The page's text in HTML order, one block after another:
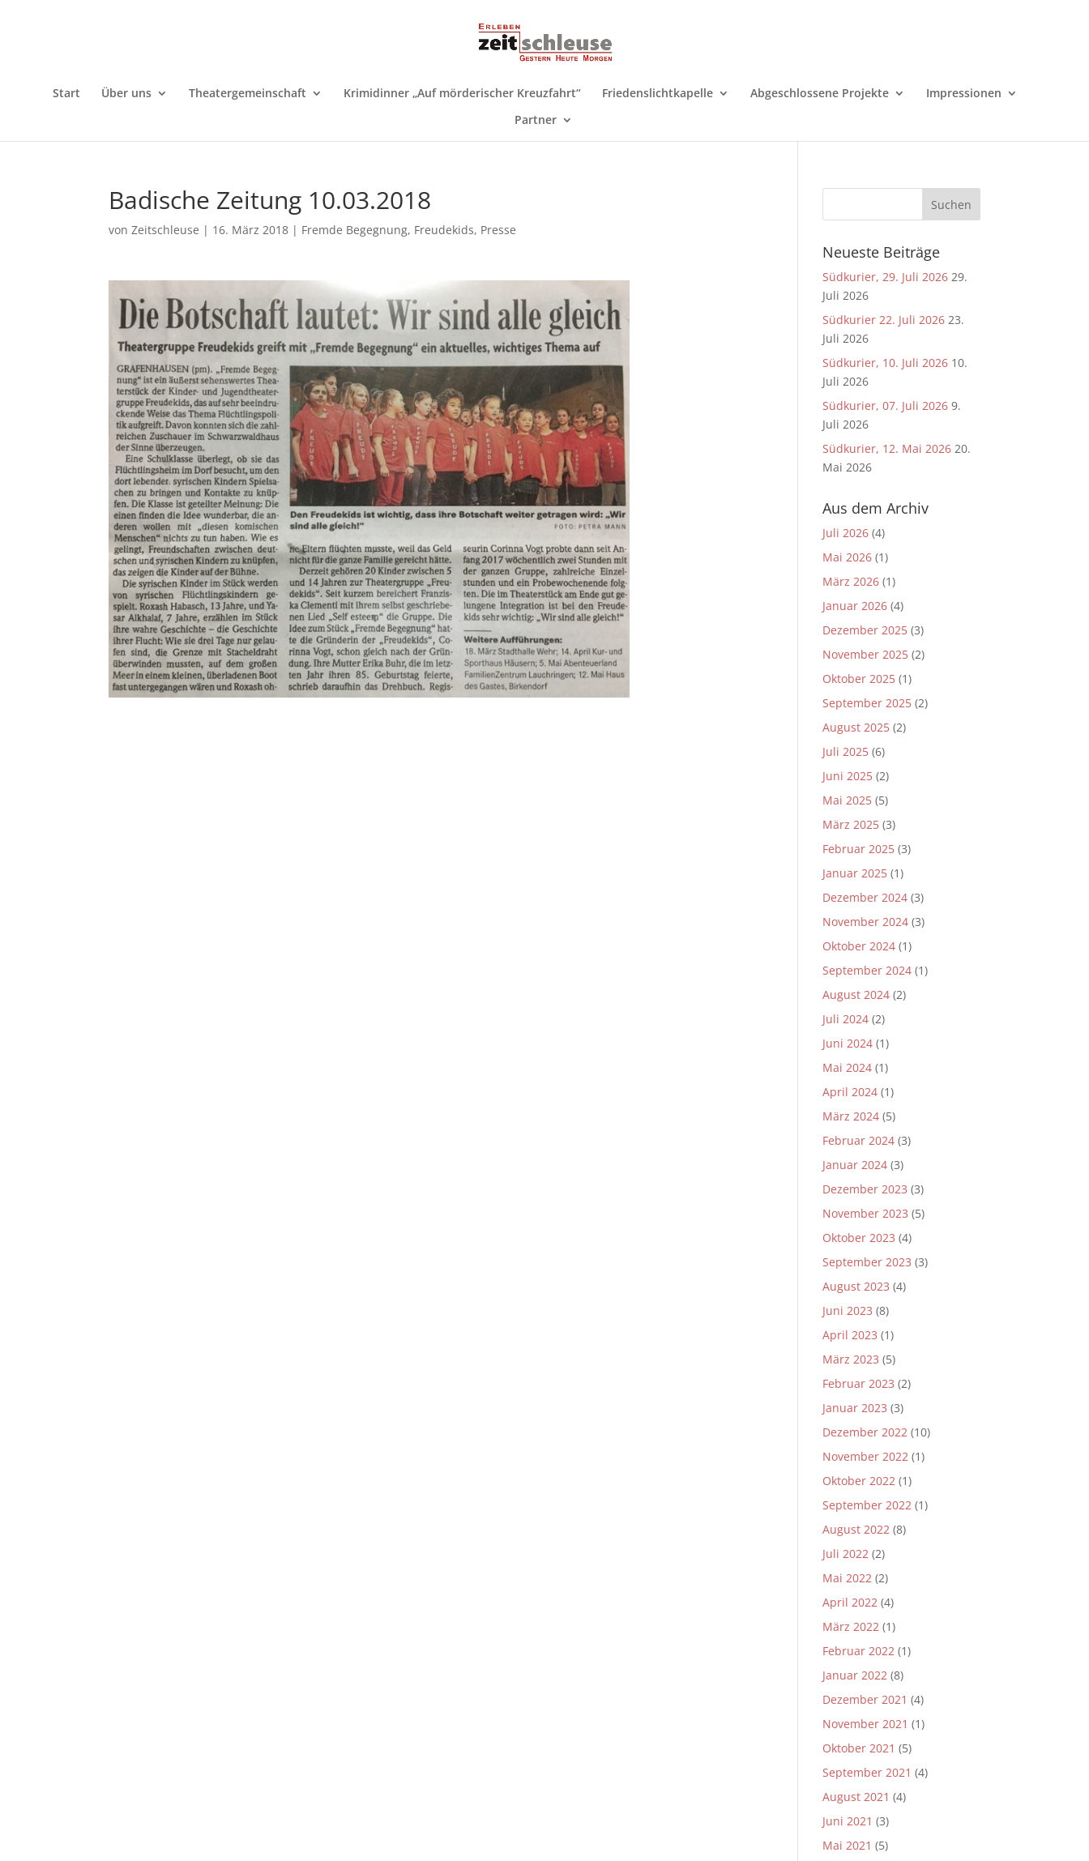
Start Über uns Theatergemeinschaft Krimidinner „Auf mörderischer Kreuzfahrt“ Friedenslichtkapelle Abgeschlossene Projekte
Impressionen
Partner
Badische Zeitung 10.03.2018
vonZeitschleuse | 16. März 2018 | Fremde Begegnung, Freudekids, Presse
Neueste Beiträge
Südkurier, 29. Juli 2026 29.
Juli 2026
Südkurier 22. Juli 2026 23.
Juli 2026
Südkurier, 10. Juli 2026 10.
Juli 2026
Südkurier, 07. Juli 2026 9.
Juli 2026
Südkurier, 12. Mai 2026 20.
Mai 2026
Aus dem Archiv
Juli 2026 (4)
Mai 2026 (1)
März 2026 (1)
Januar 2026 (4)
Dezember 2025 (3)
November 2025 (2)
Oktober 2025 (1)
September 2025 (2)
August 2025 (2)
Juli 2025 (6)
Juni 2025 (2)
Mai 2025 (5)
März 2025 (3)
Februar 2025 (3)
Januar 2025 (1)
Dezember 2024 (3)
November 2024 (3)
Oktober 2024 (1)
September 2024 (1)
August 2024 (2)
Juli 2024 (2)
Juni 2024 (1)
Mai 2024 (1)
April 2024 (1)
März 2024 (5)
Februar 2024 (3)
Januar 2024 (3)
Dezember 2023 (3)
November 2023 (5)
Oktober 2023 (4)
September 2023 (3)
August 2023 (4)
Juni 2023 (8)
April 2023 (1)
März 2023 (5)
Februar 2023 (2)
Januar 2023 (3)
Dezember 2022 (10)
November 2022 (1)
Oktober 2022 (1)
September 2022 (1)
August 2022 (8)
Juli 2022 (2)
Mai 2022 (2)
April 2022 (4)
März 2022 (1)
Februar 2022 (1)
Januar 2022 (8)
Dezember 2021 (4)
November 2021 (1)
Oktober 2021 (5)
September 2021 (4)
August 2021 (4)
Juni 2021 (3)
Mai 2021 (5)